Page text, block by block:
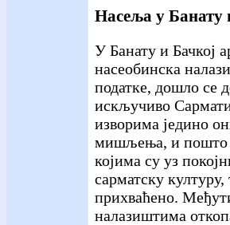
Насеља у Банату
У Банату и Бачкој
насеобинска
податке, дошло се
искључиво
изворима једино
мишљења, и пошто
којима су уз
сарматску
прихваћено.
налазиштима